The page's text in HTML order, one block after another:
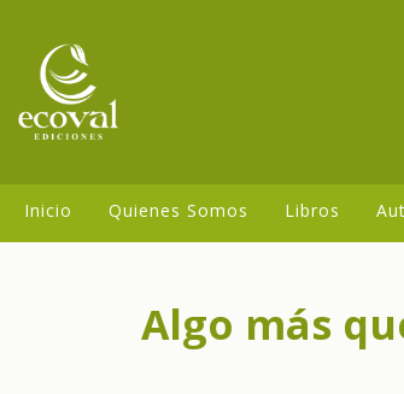
Inicio Quienes Somos Libros
Algo más